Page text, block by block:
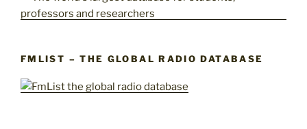
FMLIST – THE GLOBAL RADIO DATABASE